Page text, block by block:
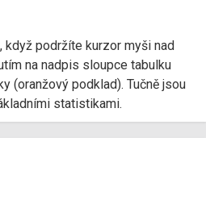
podržíte kurzor myši nad
na nadpis sloupce tabulku
(oranžový podklad). Tučně jsou
statistikami.